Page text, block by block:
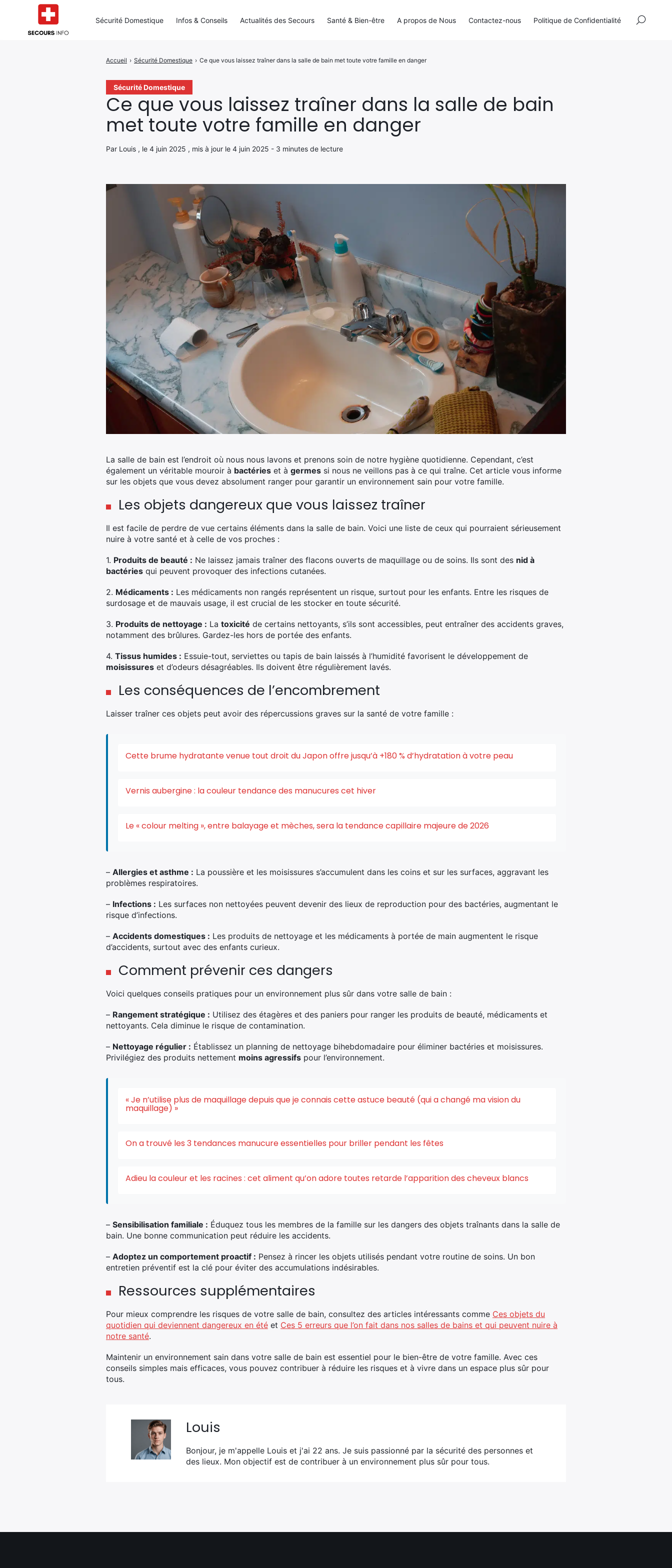
Sécurité Domestique
Ce que vous laissez traîner dans la salle de bain
met toute votre famille en danger
Par Louis , le 4 juin 2025 , mis à jour le 4 juin 2025 - 3 minutes de lecture
Accueil › Sécurité Domestique › Ce que vous laissez traîner dans la salle de bain met toute votre famille en danger
La salle de bain est l’endroit où nous nous lavons et prenons soin de notre hygiène quotidienne. Cependant, c’est
également un véritable mouroir à bactéries et à germes si nous ne veillons pas à ce qui traîne. Cet article vous informe
sur les objets que vous devez absolument ranger pour garantir un environnement sain pour votre famille.
Les objets dangereux que vous laissez traîner
Il est facile de perdre de vue certains éléments dans la salle de bain. Voici une liste de ceux qui pourraient sérieusement
nuire à votre santé et à celle de vos proches :
1. Produits de beauté : Ne laissez jamais traîner des flacons ouverts de maquillage ou de soins. Ils sont des nid à
bactéries qui peuvent provoquer des infections cutanées.
2. Médicaments : Les médicaments non rangés représentent un risque, surtout pour les enfants. Entre les risques de
surdosage et de mauvais usage, il est crucial de les stocker en toute sécurité.
3. Produits de nettoyage : La toxicité de certains nettoyants, s’ils sont accessibles, peut entraîner des accidents graves,
notamment des brûlures. Gardez-les hors de portée des enfants.
4. Tissus humides : Essuie-tout, serviettes ou tapis de bain laissés à l’humidité favorisent le développement de
moisissures et d’odeurs désagréables. Ils doivent être régulièrement lavés.
Les conséquences de l’encombrement
Laisser traîner ces objets peut avoir des répercussions graves sur la santé de votre famille :
Cette brume hydratante venue tout droit du Japon offre jusqu’à +180 % d’hydratation à votre peau
Vernis aubergine : la couleur tendance des manucures cet hiver
Le « colour melting », entre balayage et mèches, sera la tendance capillaire majeure de 2026
– Allergies et asthme : La poussière et les moisissures s’accumulent dans les coins et sur les surfaces, aggravant les
problèmes respiratoires.
– Infections : Les surfaces non nettoyées peuvent devenir des lieux de reproduction pour des bactéries, augmentant le
risque d’infections.
– Accidents domestiques : Les produits de nettoyage et les médicaments à portée de main augmentent le risque
d’accidents, surtout avec des enfants curieux.
Comment prévenir ces dangers
Voici quelques conseils pratiques pour un environnement plus sûr dans votre salle de bain :
– Rangement stratégique : Utilisez des étagères et des paniers pour ranger les produits de beauté, médicaments et
nettoyants. Cela diminue le risque de contamination.
– Nettoyage régulier : Établissez un planning de nettoyage bihebdomadaire pour éliminer bactéries et moisissures.
Privilégiez des produits nettement moins agressifs pour l’environnement.
« Je n’utilise plus de maquillage depuis que je connais cette astuce beauté (qui a changé ma vision du
maquillage) »
On a trouvé les 3 tendances manucure essentielles pour briller pendant les fêtes
Adieu la couleur et les racines : cet aliment qu’on adore toutes retarde l’apparition des cheveux blancs
– Sensibilisation familiale : Éduquez tous les membres de la famille sur les dangers des objets traînants dans la salle de
bain. Une bonne communication peut réduire les accidents.
– Adoptez un comportement proactif : Pensez à rincer les objets utilisés pendant votre routine de soins. Un bon
entretien préventif est la clé pour éviter des accumulations indésirables.
Ressources supplémentaires
Pour mieux comprendre les risques de votre salle de bain, consultez des articles intéressants comme Ces objets du
quotidien qui deviennent dangereux en été et Ces 5 erreurs que l’on fait dans nos salles de bains et qui peuvent nuire à
notre santé.
Maintenir un environnement sain dans votre salle de bain est essentiel pour le bien-être de votre famille. Avec ces
conseils simples mais efficaces, vous pouvez contribuer à réduire les risques et à vivre dans un espace plus sûr pour
tous.
Louis
Bonjour, je m'appelle Louis et j'ai 22 ans. Je suis passionné par la sécurité des personnes et
des lieux. Mon objectif est de contribuer à un environnement plus sûr pour tous.
Sécurité Domestique Infos & Conseils Actualités des Secours Santé & Bien-être A propos de Nous Contactez-nous Politique de Confidentialité
Rechercher